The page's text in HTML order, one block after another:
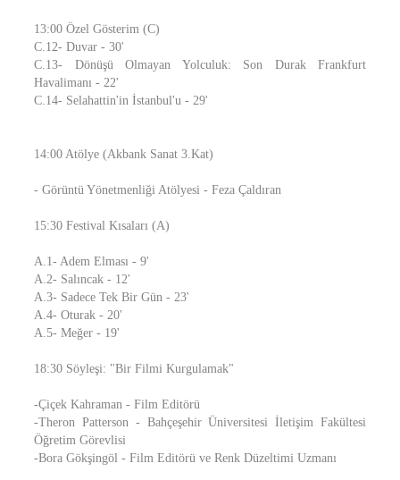
13:00 Özel Gösterim (C)
C.12- Duvar - 30'
C.13- Dönüşü Olmayan Yolculuk: Son Durak Frankfurt
Havalimanı - 22'
C.14- Selahattin'in İstanbul'u - 29'
14:00 Atölye (Akbank Sanat 3.Kat)
- Görüntü Yönetmenliği Atölyesi - Feza Çaldıran
15:30 Festival Kısaları (A)
A.1- Adem Elması - 9'
A.2- Salıncak - 12'
A.3- Sadece Tek Bir Gün - 23'
A.4- Oturak - 20'
A.5- Meğer - 19'
18:30 Söyleşi: "Bir Filmi Kurgulamak"
-Çiçek Kahraman - Film Editörü
-Theron Patterson - Bahçeşehir Üniversitesi İletişim Fakültesi
Öğretim Görevlisi
-Bora Gökşingöl - Film Editörü ve Renk Düzeltimi Uzmanı